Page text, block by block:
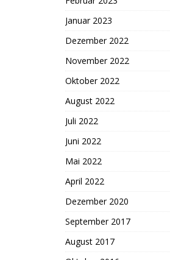
Januar 2023
Dezember 2022
November 2022
Oktober 2022
August 2022
Juli 2022
Juni 2022
Mai 2022
April 2022
Dezember 2020
September 2017
August 2017